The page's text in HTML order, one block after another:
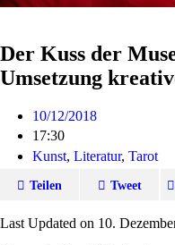
Der Kuss der
Umsetzung
10/12/2018
17:30
Kunst, Literatur, Tarot
Teilen Tweet
Last Updated on 10.